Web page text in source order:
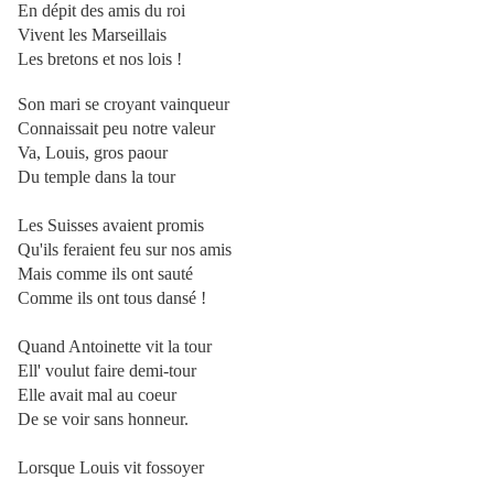
En dépit des amis du roi
Vivent les Marseillais
Les bretons et nos lois !
Son mari se croyant vainqueur
Connaissait peu notre valeur
Va, Louis, gros paour
Du temple dans la tour
Les Suisses avaient promis
Qu'ils feraient feu sur nos amis
Mais comme ils ont sauté
Comme ils ont tous dansé !
Quand Antoinette vit la tour
Ell' voulut faire demi-tour
Elle avait mal au coeur
De se voir sans honneur.
Lorsque Louis vit fossoyer